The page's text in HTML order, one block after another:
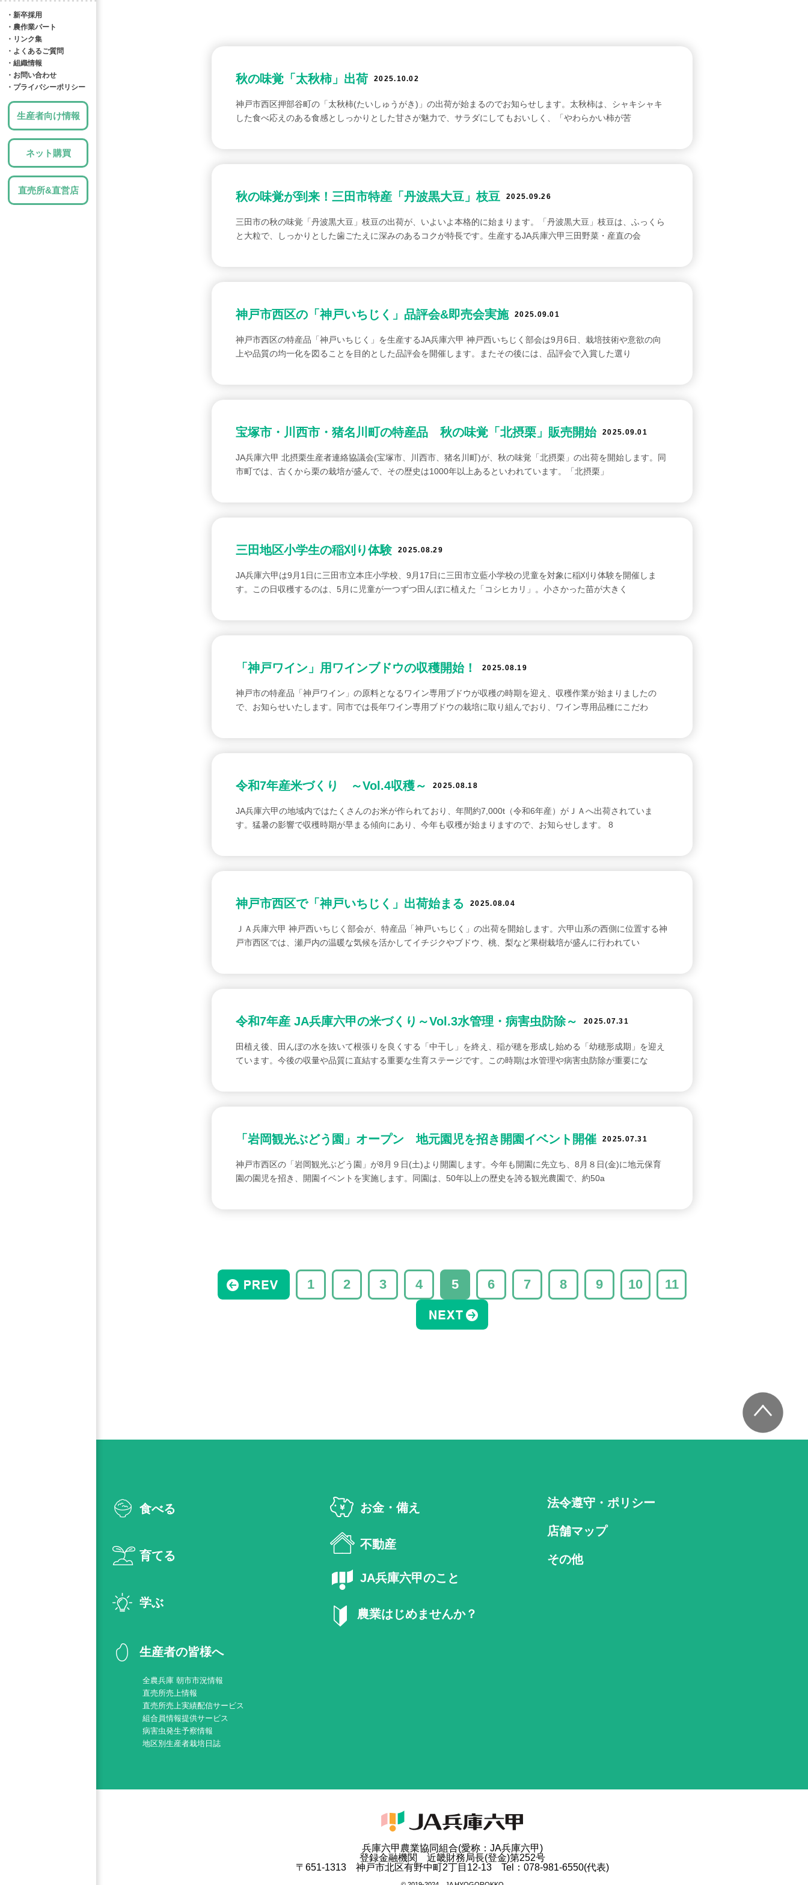
・新卒採用
・農作業パート
・リンク集
・よくあるご質問
・組織情報
・お問い合わせ
・プライバシーポリシー
生産者向け情報
ネット購買
直売所&直営店
秋の味覚「太秋柿」出荷 2025.10.02
神戸市西区押部谷町の「太秋柿(たいしゅうがき)」の出荷が始まるのでお知らせします。太秋柿は、シャキシャキ
した食べ応えのある食感としっかりとした甘さが魅力で、サラダにしてもおいしく、「やわらかい柿が苦
秋の味覚が到来！三田市特産「丹波黒大豆」枝豆 2025.09.26
三田市の秋の味覚「丹波黒大豆」枝豆の出荷が、いよいよ本格的に始まります。「丹波黒大豆」枝豆は、ふっくら
と大粒で、しっかりとした歯ごたえに深みのあるコクが特長です。生産するJA兵庫六甲三田野菜・産直の会
神戸市西区の「神戸いちじく」品評会&即売会実施 2025.09.01
神戸市西区の特産品「神戸いちじく」を生産するJA兵庫六甲 神戸西いちじく部会は9月6日、栽培技術や意欲の向
上や品質の均一化を図ることを目的とした品評会を開催します。またその後には、品評会で入賞した選り
宝塚市・川西市・猪名川町の特産品 秋の味覚「北摂栗」販売開始 2025.09.01
JA兵庫六甲 北摂栗生産者連絡協議会(宝塚市、川西市、猪名川町)が、秋の味覚「北摂栗」の出荷を開始します。同
市町では、古くから栗の栽培が盛んで、その歴史は1000年以上あるといわれています。「北摂栗」
三田地区小学生の稲刈り体験 2025.08.29
JA兵庫六甲は9月1日に三田市立本庄小学校、9月17日に三田市立藍小学校の児童を対象に稲刈り体験を開催しま
す。この日収穫するのは、5月に児童が一つずつ田んぼに植えた「コシヒカリ」。小さかった苗が大きく
「神戸ワイン」用ワインブドウの収穫開始！ 2025.08.19
神戸市の特産品「神戸ワイン」の原料となるワイン専用ブドウが収穫の時期を迎え、収穫作業が始まりましたの
で、お知らせいたします。同市では長年ワイン専用ブドウの栽培に取り組んでおり、ワイン専用品種にこだわ
令和7年産米づくり ～Vol.4収穫～ 2025.08.18
JA兵庫六甲の地域内ではたくさんのお米が作られており、年間約7,000t（令和6年産）がＪＡへ出荷されていま
す。猛暑の影響で収穫時期が早まる傾向にあり、今年も収穫が始まりますので、お知らせします。 8
神戸市西区で「神戸いちじく」出荷始まる 2025.08.04
ＪＡ兵庫六甲 神戸西いちじく部会が、特産品「神戸いちじく」の出荷を開始します。六甲山系の西側に位置する神
戸市西区では、瀬戸内の温暖な気候を活かしてイチジクやブドウ、桃、梨など果樹栽培が盛んに行われてい
令和7年産 JA兵庫六甲の米づくり～Vol.3水管理・病害虫防除～ 2025.07.31
田植え後、田んぼの水を抜いて根張りを良くする「中干し」を終え、稲が穂を形成し始める「幼穂形成期」を迎え
ています。今後の収量や品質に直結する重要な生育ステージです。この時期は水管理や病害虫防除が重要にな
「岩岡観光ぶどう園」オープン 地元園児を招き開園イベント開催 2025.07.31
神戸市西区の「岩岡観光ぶどう園」が8月９日(土)より開園します。今年も開園に先立ち、8月８日(金)に地元保育
園の園児を招き、開園イベントを実施します。同園は、50年以上の歴史を誇る観光農園で、約50a
1 2 3 4 5 6 7 8 9 10 11
食べる
育てる
学ぶ
生産者の皆様へ
全農兵庫 朝市市況情報
直売所売上情報
直売所売上実績配信サービス
組合員情報提供サービス
病害虫発生予察情報
地区別生産者栽培日誌
お金・備え
不動産
JA兵庫六甲のこと
農業はじめませんか？
法令遵守・ポリシー
店舗マップ
その他
兵庫六甲農業協同組合(愛称：JA兵庫六甲)
登録金融機関 近畿財務局長(登金)第252号
〒651-1313 神戸市北区有野中町2丁目12-13 Tel：078-981-6550(代表)